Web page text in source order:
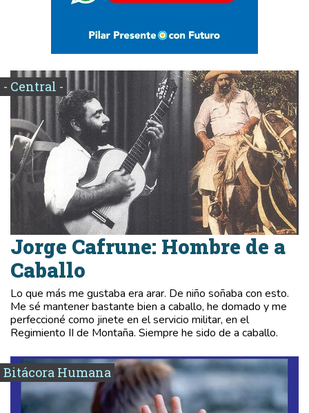
- Central -
Jorge Cafrune: Hombre de a
Caballo
Lo que más me gustaba era arar. De niño soñaba con esto.
Me sé mantener bastante bien a caballo, he domado y me
perfeccioné como jinete en el servicio militar, en el
Regimiento II de Montaña. Siempre he sido de a caballo.
Bitácora Humana